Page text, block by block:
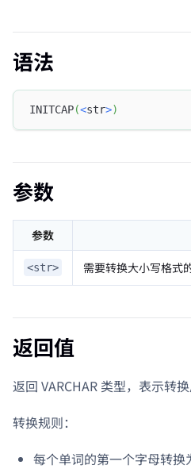
语法
INITCAP(<str>)
参数
参数
<str> 需要转换大小写格式
返回值
返回 VARCHAR 类型，表示转换
转换规则：
每个单词的第一个字母转换